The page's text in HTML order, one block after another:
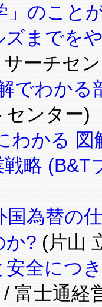
」のこと
ズまでを
ーチセ
でわかる
ンター)
わかる
略 (B&T
国為替の
か? (片山
安全につ
富士通経